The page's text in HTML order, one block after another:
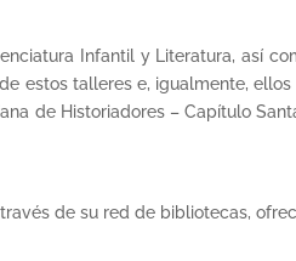
Infantil y Literatura, así
estos talleres e, igualmente,
de Historiadores – Capítulo
de su red de bibliotecas,